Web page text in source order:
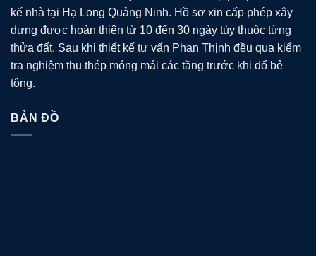
kế nhà tại Hạ Long Quảng Ninh. Hồ sơ xin cấp phép xây
dựng được hoàn thiện từ 10 đến 30 ngày tùy thuộc từng
thửa đất. Sau khi thiết kế tư vấn Phan Thịnh đều qua kiểm
tra nghiệm thu thép móng mái các tầng trước khi đổ bê
tông.
BẢN ĐỒ